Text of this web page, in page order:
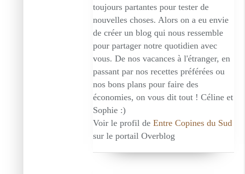
toujours partantes pour tester de
nouvelles choses. Alors on a eu envie
de créer un blog qui nous ressemble
pour partager notre quotidien avec
vous. De nos vacances à l'étranger, en
passant par nos recettes préférées ou
nos bons plans pour faire des
économies, on vous dit tout ! Céline et
Sophie :)
Voir le profil de Entre Copines du Sud
sur le portail Overblog